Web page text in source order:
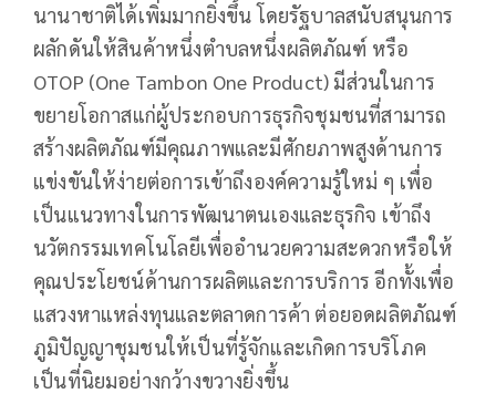
นานาชาติได้เพิ่มมากยิ่งขึ้น โดยรัฐบาลสนับสนุนการ
ผลักดันให้สินค้าหนึ่งตำบลหนึ่งผลิตภัณฑ์ หรือ
OTOP (One Tambon One Product) มีส่วนในการ
ขยายโอกาสแก่ผู้ประกอบการธุรกิจชุมชนที่สามารถ
สร้างผลิตภัณฑ์มีคุณภาพและมีศักยภาพสูงด้านการ
แข่งขันให้ง่ายต่อการเข้าถึงองค์ความรู้ใหม่ ๆ เพื่อ
เป็นแนวทางในการพัฒนาตนเองและธุรกิจ เข้าถึง
นวัตกรรมเทคโนโลยีเพื่ออำนวยความสะดวกหรือให้
คุณประโยชน์ด้านการผลิตและการบริการ อีกทั้งเพื่อ
แสวงหาแหล่งทุนและตลาดการค้า ต่อยอดผลิตภัณฑ์
ภูมิปัญญาชุมชนให้เป็นที่รู้จักและเกิดการบริโภค
เป็นที่นิยมอย่างกว้างขวางยิ่งขึ้น